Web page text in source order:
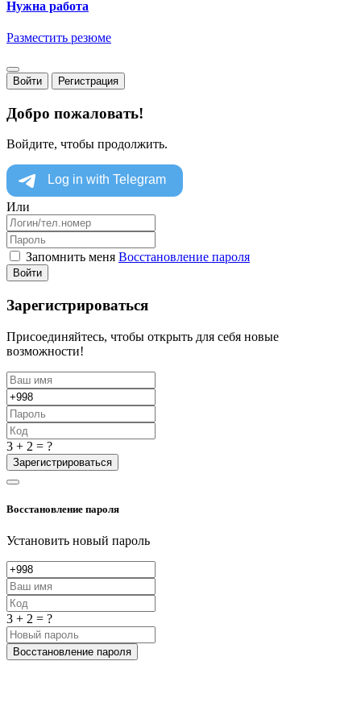
Нужна работа
Разместить резюме
Войти Регистрация
Добро пожаловать!
Войдите, чтобы продолжить.
Или
Запомнить меня Восстановление пароля
Войти
Зарегистрироваться
Присоединяйтесь, чтобы открыть для себя новые
возможности!
3 + 2 = ?
Зарегистрироваться
Восстановление пароля
Установить новый пароль
3 + 2 = ?
Восстановление пароля